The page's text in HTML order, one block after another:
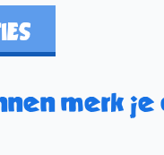
merk je